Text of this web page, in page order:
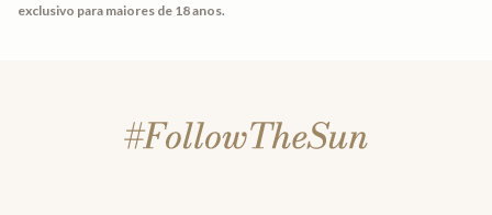
exclusivo para maiores de 18 anos.